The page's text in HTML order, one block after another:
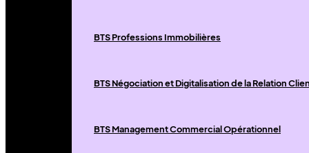
BTS Professions Immobilières
BTS Négociation et Digitalisation de la Relation
BTS Management Commercial Opérationnel